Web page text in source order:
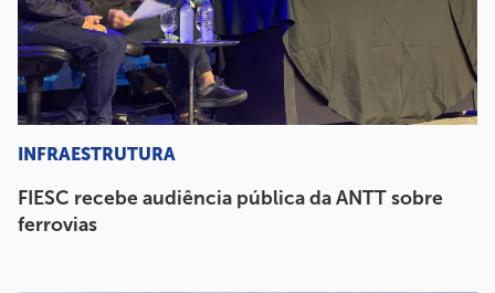
INFRAESTRUTURA
FIESC recebe audiência pública da ANTT sobre
ferrovias